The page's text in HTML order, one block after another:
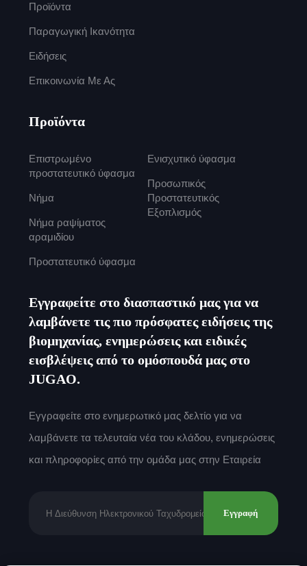
Προϊόντα
Παραγωγική Ικανότητα
Ειδήσεις
Επικοινωνία Με Ας
Προϊόντα
Επιστρωμένο
προστατευτικό ύφασμα
Νήμα
Νήμα ραψίματος
αραμιδίου
Προστατευτικό ύφασμα
Ενισχυτικό ύφασμα
Προσωπικός
Προστατευτικός
Εξοπλισμός
Εγγραφείτε στο διασπαστικό μας για να
λαμβάνετε τις πιο πρόσφατες ειδήσεις της
βιομηχανίας, ενημερώσεις και ειδικές
εισβλέψεις από το ομόσπουδά μας στο
JUGAO.
Εγγραφείτε στο ενημερωτικό μας δελτίο για να
λαμβάνετε τα τελευταία νέα του κλάδου, ενημερώσεις
και πληροφορίες από την ομάδα μας στην Εταιρεία
Εγγραφή